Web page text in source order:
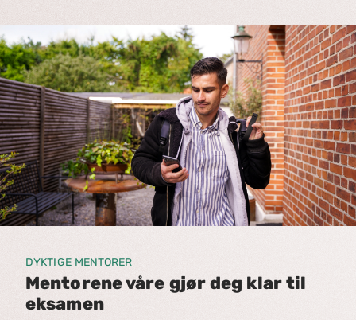
DYKTIGE MENTORER
Mentorene våre gjør deg klar til
eksamen